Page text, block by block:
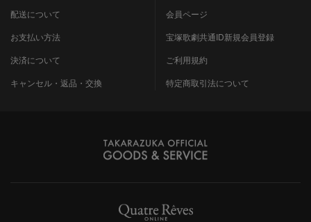
配送について
お支払い方法
決済について
キャンセル・返品・交換
会員ページ
宝塚歌劇共通ID新規会員登録
ご利用規約
特定商取引法について